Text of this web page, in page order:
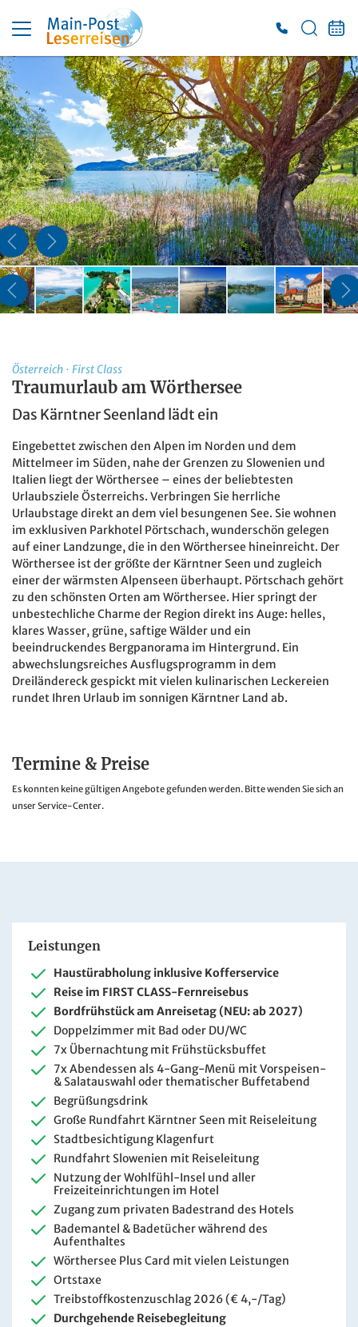
Es konnten keine gültigen Angebote gefunden werden. Bitte wenden Sie sich an
unser Service-Center.
Österreich · First Class
Traumurlaub am Wörthersee
Das Kärntner Seenland lädt ein
Eingebettet zwischen den Alpen im Norden und dem
Mittelmeer im Süden, nahe der Grenzen zu Slowenien und
Italien liegt der Wörthersee – eines der beliebtesten
Urlaubsziele Österreichs. Verbringen Sie herrliche
Urlaubstage direkt an dem viel besungenen See. Sie wohnen
im exklusiven Parkhotel Pörtschach, wunderschön gelegen
auf einer Landzunge, die in den Wörthersee hineinreicht. Der
Wörthersee ist der größte der Kärntner Seen und zugleich
einer der wärmsten Alpenseen überhaupt. Pörtschach gehört
zu den schönsten Orten am Wörthersee. Hier springt der
unbestechliche Charme der Region direkt ins Auge: helles,
klares Wasser, grüne, saftige Wälder und ein
beeindruckendes Bergpanorama im Hintergrund. Ein
abwechslungsreiches Ausflugsprogramm in dem
Dreiländereck gespickt mit vielen kulinarischen Leckereien
rundet Ihren Urlaub im sonnigen Kärntner Land ab.
Termine & Preise
Es konnten keine gültigen Angebote gefunden werden. Bitte wenden Sie sich an
unser Service-Center.
Leistungen
Haustürabholung inklusive Kofferservice
Reise im FIRST CLASS-Fernreisebus
Bordfrühstück am Anreisetag (NEU: ab 2027)
Doppelzimmer mit Bad oder DU/WC
7x Übernachtung mit Frühstücksbuffet
7x Abendessen als 4-Gang-Menü mit Vorspeisen-
& Salatauswahl oder thematischer Buffetabend
Begrüßungsdrink
Große Rundfahrt Kärntner Seen mit Reiseleitung
Stadtbesichtigung Klagenfurt
Rundfahrt Slowenien mit Reiseleitung
Nutzung der Wohlfühl-Insel und aller
Freizeiteinrichtungen im Hotel
Zugang zum privaten Badestrand des Hotels
Bademantel & Badetücher während des
Aufenthaltes
Wörthersee Plus Card mit vielen Leistungen
Ortstaxe
Treibstoffkostenzuschlag 2026 (€ 4,-/Tag)
Durchgehende Reisebegleitung